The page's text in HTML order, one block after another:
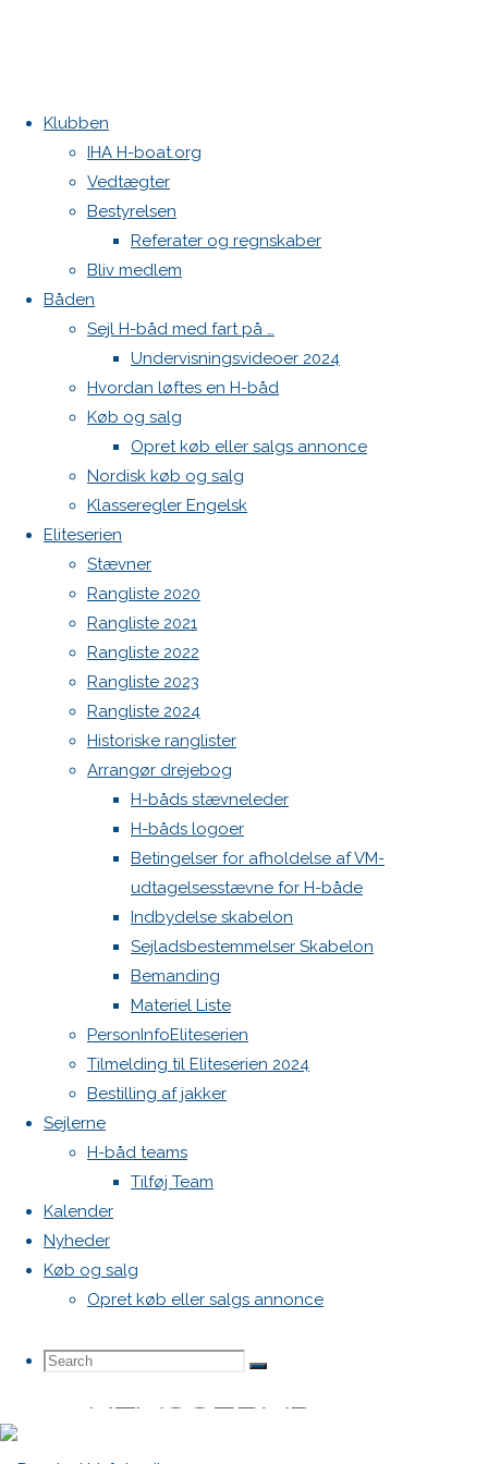
Klubben
IHA H-boat.org
Vedtægter
Bestyrelsen
Referater og regnskaber
Bliv medlem
Båden
Sejl H-båd med fart på …
Undervisningsvideoer 2024
Hvordan løftes en H-båd
Køb og salg
Opret køb eller salgs annonce
Nordisk køb og salg
Klasseregler Engelsk
Eliteserien
Stævner
Rangliste 2020
Rangliste 2021
Rangliste 2022
Rangliste 2023
Rangliste 2024
Historiske ranglister
Arrangør drejebog
H-båds stævneleder
H-båds logoer
Betingelser for afholdelse af VM-
udtagelsesstævne for H-både
Indbydelse skabelon
Sejladsbestemmelser Skabelon
Bemanding
Materiel Liste
PersonInfoEliteserien
Tilmelding til Eliteserien 2024
Bestilling af jakker
Sejlerne
H-båd teams
Tilføj Team
Kalender
Nyheder
Køb og salg
Opret køb eller salgs annonce
Search
Search
Search
ELITESERIEN
KLASSEBÅD
Claus Høj Jensen modtager Dansk Sejlunions
Ærestegn
Skal du have fart i din H-båd?
ELITESERIEN
ER
FØDT
NYT
NAVN
–
NYT
FOKUS
–
SAMME
KLASSEBÅD
Kontakt
Klubben: klubben@H-båd.dk
Hjemmeside: web@H-båd.dk
kontakt
Find os på
Seneste på H-båd.dk
Sejl, spilerstrømpe og rullefok-presenning til H-båd:
Log ind
WordPress.org
Back